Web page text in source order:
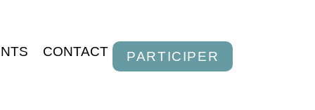
CONTACT PARTICIPER